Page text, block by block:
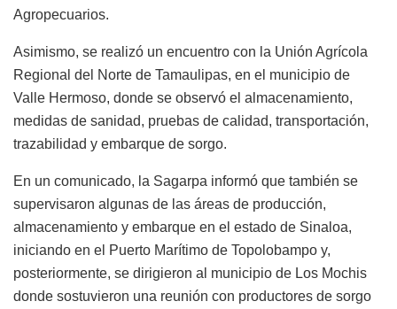
Agropecuarios.
Asimismo, se realizó un encuentro con la Unión Agrícola
Regional del Norte de Tamaulipas, en el municipio de
Valle Hermoso, donde se observó el almacenamiento,
medidas de sanidad, pruebas de calidad, transportación,
trazabilidad y embarque de sorgo.
En un comunicado, la Sagarpa informó que también se
supervisaron algunas de las áreas de producción,
almacenamiento y embarque en el estado de Sinaloa,
iniciando en el Puerto Marítimo de Topolobampo y,
posteriormente, se dirigieron al municipio de Los Mochis
donde sostuvieron una reunión con productores de sorgo